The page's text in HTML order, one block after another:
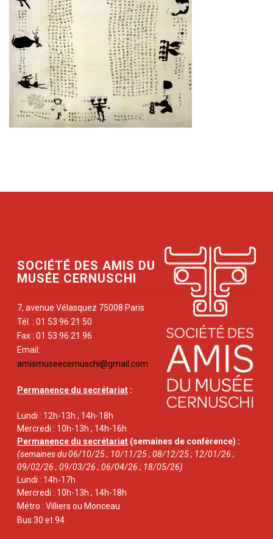
SOCIÉTÉ DES AMIS DU
MUSÉE CERNUSCHI
7, avenue Vélasquez 75008 Paris
Tél. : 01 53 96 21 50
Fax : 01 53 96 21 96
Email:
amismuseecernuschi@gmail.com
Permanence du secrétariat :
Lundi : 12h-13h ; 14h-18h
Mercredi : 10h-13h ; 14h-16h
Permanence du secrétariat (semaines de conférence) :
(semaines du 06/10/25 ; 10/11/25 ; 08/12/25 ; 12/01/26 ;
09/02/26 ; 09/03/26 ; 06/04/26 ; 18/05/26)
Lundi : 14h-17h
Mercredi : 10h-13h ; 14h-18h
Métro : Villiers ou Monceau
Bus 30 et 94